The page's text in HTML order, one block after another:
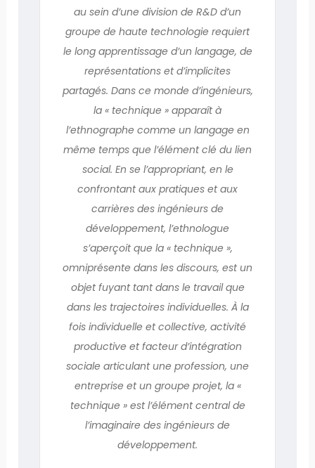
au sein d’une division de R&D d’un
groupe de haute technologie requiert
le long apprentissage d’un langage, de
représentations et d’implicites
partagés. Dans ce monde d’ingénieurs,
la « technique » apparaît à
l’ethnographe comme un langage en
même temps que l’élément clé du lien
social. En se l’appropriant, en le
confrontant aux pratiques et aux
carrières des ingénieurs de
développement, l’ethnologue
s’aperçoit que la « technique »,
omniprésente dans les discours, est un
objet fuyant tant dans le travail que
dans les trajectoires individuelles. À la
fois individuelle et collective, activité
productive et facteur d’intégration
sociale articulant une profession, une
entreprise et un groupe projet, la «
technique » est l’élément central de
l’imaginaire des ingénieurs de
développement.